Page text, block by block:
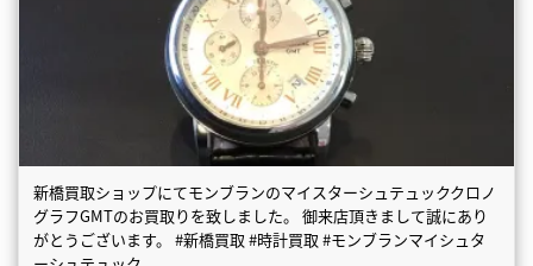
新橋買取ショップにてモンブランのマイスターシュテュッククロノ
グラフGMTのお買取りを致しました。 御来店頂きまして誠にあり
がとうございます。 #新橋買取 #時計買取 #モンブランマイシュタ